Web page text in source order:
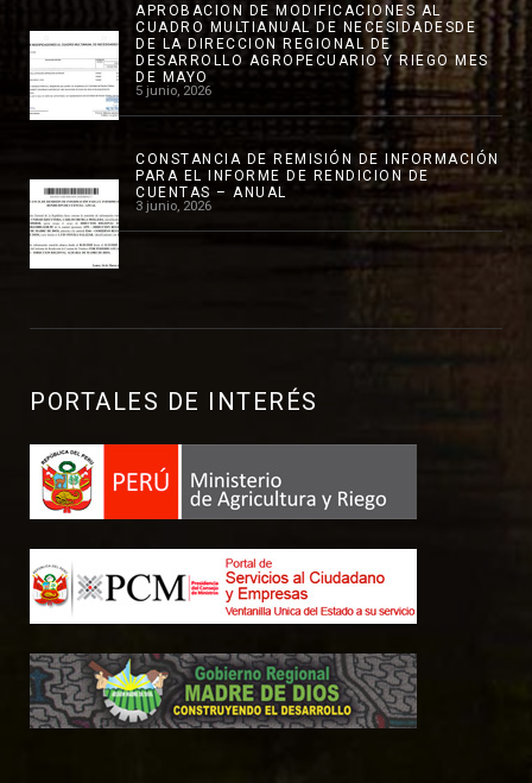
APROBACION DE MODIFICACIONES AL
CUADRO MULTIANUAL DE NECESIDADESDE
DE LA DIRECCION REGIONAL DE
DESARROLLO AGROPECUARIO Y RIEGO MES
DE MAYO
5 junio, 2026
CONSTANCIA DE REMISIÓN DE INFORMACIÓN
PARA EL INFORME DE RENDICION DE
CUENTAS – ANUAL
3 junio, 2026
PORTALES DE INTERÉS